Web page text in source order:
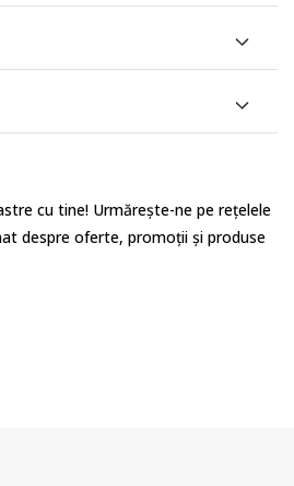
cu tine! Urmărește-ne pe rețelele
despre oferte, promoții și produse